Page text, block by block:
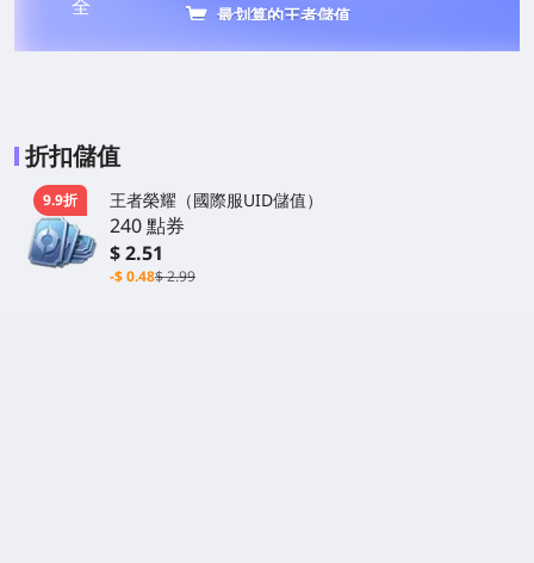
全
最划算的王者儲值
折扣儲值
9.9折 王者榮耀（國際服UID儲值）
240 點券
$ 2.51
-$ 0.48$ 2.99